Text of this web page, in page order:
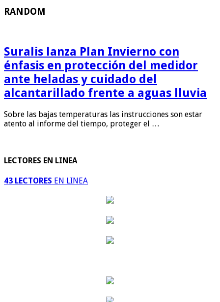
RANDOM
Suralis lanza Plan Invierno con
énfasis en protección del medidor
ante heladas y cuidado del
alcantarillado frente a aguas lluvia
Sobre las bajas temperaturas las instrucciones son estar
atento al informe del tiempo, proteger el …
LECTORES EN LINEA
43 LECTORES EN LINEA